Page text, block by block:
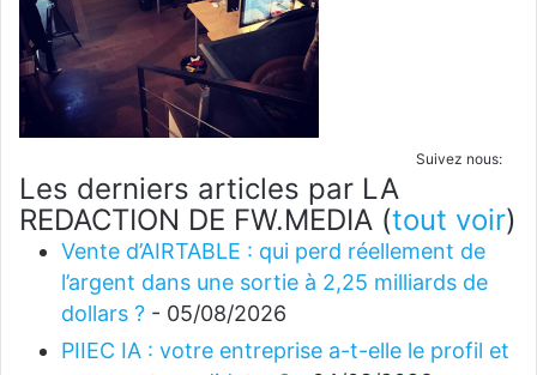
Suivez nous:
Les derniers articles par LA
REDACTION DE FW.MEDIA (tout voir)
Vente d’AIRTABLE : qui perd réellement de
l’argent dans une sortie à 2,25 milliards de
dollars ? - 05/08/2026
PIIEC IA : votre entreprise a-t-elle le profil et